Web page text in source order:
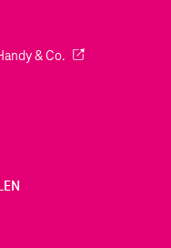
Tab geöffnet)
& Co. (Wird in einem